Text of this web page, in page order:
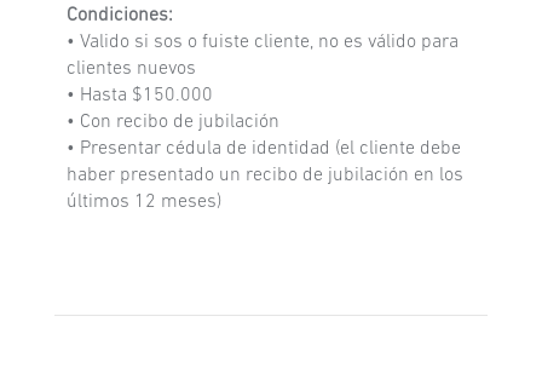
Condiciones:
• Valido si sos o fuiste cliente, no es válido para
clientes nuevos
• Hasta $150.000
• Con recibo de jubilación
• Presentar cédula de identidad (el cliente debe
haber presentado un recibo de jubilación en los
últimos 12 meses)